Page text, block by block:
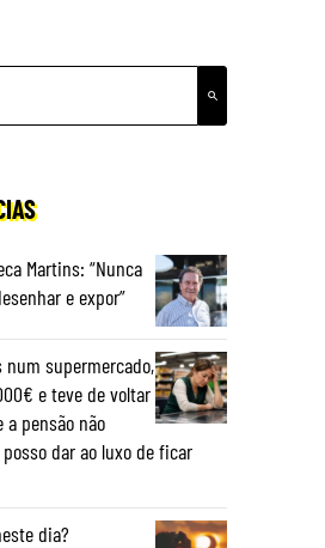
Martins: “Nunca
e expor”
num supermercado,
e teve de voltar
pensão não
posso dar ao luxo de ficar
dia?